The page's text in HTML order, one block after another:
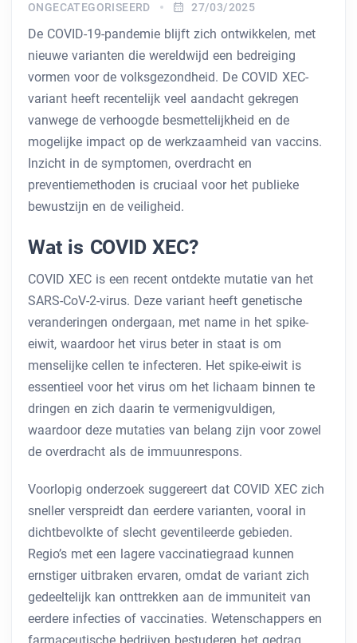
ONGECATEGORISEERD 27/03/2025
De COVID-19-pandemie blijft zich ontwikkelen, met
nieuwe varianten die wereldwijd een bedreiging
vormen voor de volksgezondheid. De COVID XEC-
variant heeft recentelijk veel aandacht gekregen
vanwege de verhoogde besmettelijkheid en de
mogelijke impact op de werkzaamheid van vaccins.
Inzicht in de symptomen, overdracht en
preventiemethoden is cruciaal voor het publieke
bewustzijn en de veiligheid.
Wat is COVID XEC?
COVID XEC is een recent ontdekte mutatie van het
SARS-CoV-2-virus. Deze variant heeft genetische
veranderingen ondergaan, met name in het spike-
eiwit, waardoor het virus beter in staat is om
menselijke cellen te infecteren. Het spike-eiwit is
essentieel voor het virus om het lichaam binnen te
dringen en zich daarin te vermenigvuldigen,
waardoor deze mutaties van belang zijn voor zowel
de overdracht als de immuunrespons.
Voorlopig onderzoek suggereert dat COVID XEC zich
sneller verspreidt dan eerdere varianten, vooral in
dichtbevolkte of slecht geventileerde gebieden.
Regio’s met een lagere vaccinatiegraad kunnen
ernstiger uitbraken ervaren, omdat de variant zich
gedeeltelijk kan onttrekken aan de immuniteit van
eerdere infecties of vaccinaties. Wetenschappers en